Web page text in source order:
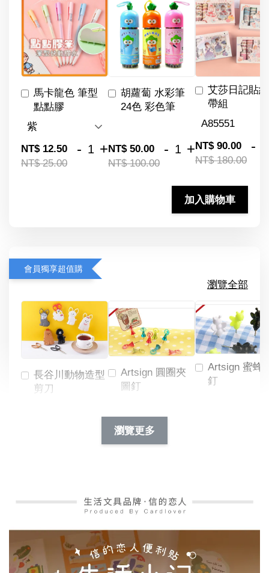
馬卡龍色 筆型
點點膠
NT$ 12.50
NT$ 25.00
- +
胡蘿蔔 水彩筆
24色 彩色筆
NT$ 50.00
NT$ 100.00
- +
艾莎日記貼
帶組
NT$ 90.00
NT$ 180.00
-
加入購物車
會員獨享超值購
瀏覽全部
長谷川動物造型
剪刀
Artsign 圓圈夾
圖釘
NT$ 19.00
NT$ 66.00
Artsign 蜜蜂
釘
瀏覽更多